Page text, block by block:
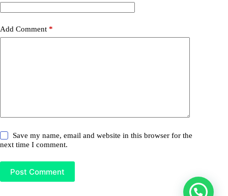
Add Comment *
Save my name, email and website in this browser for the
next time I comment.
Post Comment